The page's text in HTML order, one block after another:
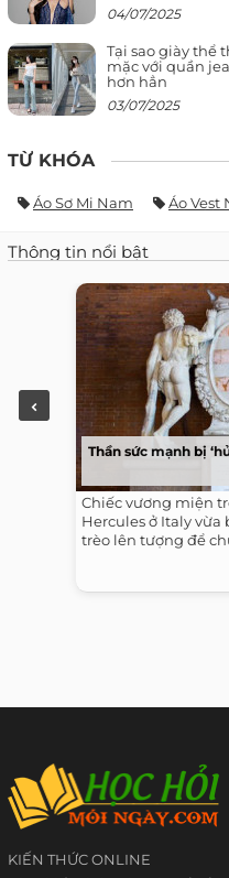
04/07/2025
Tại sao giày thể
mặc với quần
hơn hẳn
03/07/2025
TỪ KHÓA
Áo Sơ Mi Nam Áo Vest
Thông tin nổi bật
Thần sức mạnh bị
Chiếc vương miện
Hercules ở Italy vừa
trèo lên tượng để
KIẾN THỨC ONLINE